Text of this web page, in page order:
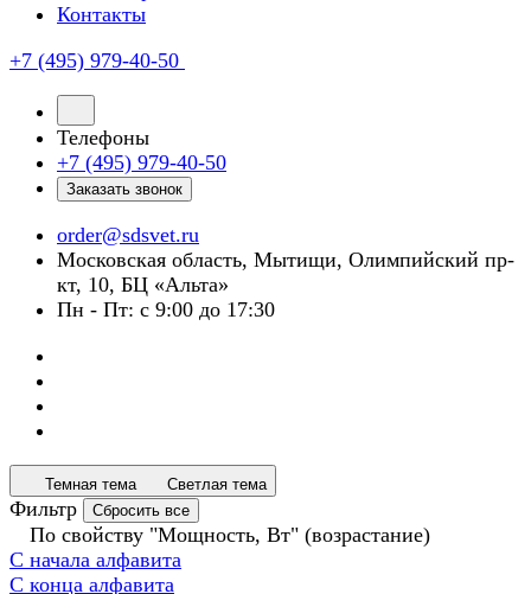
Контакты
+7 (495) 979-40-50
Телефоны
+7 (495) 979-40-50
Заказать звонок
order@sdsvet.ru
Московская область, Мытищи, Олимпийский пр-
кт, 10, БЦ «Альта»
Пн - Пт: с 9:00 до 17:30
Темная тема Светлая тема
Фильтр Сбросить все
По свойству "Мощность, Вт" (возрастание)
С начала алфавита
С конца алфавита